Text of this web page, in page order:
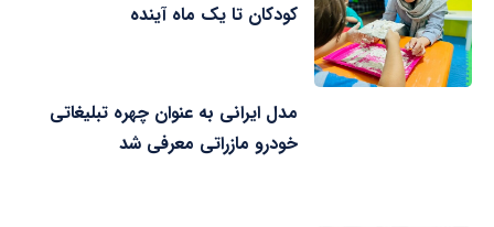
کودکان تا یک ماه آینده
مدل ایرانی به عنوان چهره تبلیغاتی
خودرو مازراتی معرفی شد